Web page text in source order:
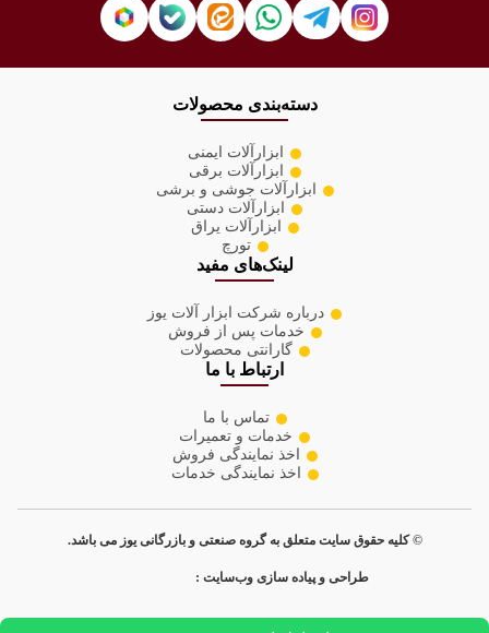
دسته‌بندی محصولات
ابزارآلات ایمنی
ابزارآلات برقی
ابزارآلات جوشی و برشی
ابزارآلات دستی
ابزارآلات یراق
تورچ
لینک‌های مفید
درباره شرکت ابزار آلات یوز
خدمات پس از فروش
گارانتی محصولات
ارتباط با ما
تماس با ما
خدمات و تعمیرات
اخذ نمایندگی فروش
اخذ نمایندگی خدمات
© کلیه حقوق سایت متعلق به گروه صنعتی و بازرگانی یوز می باشد.
طراحی و پیاده سازی وب‌سایت :